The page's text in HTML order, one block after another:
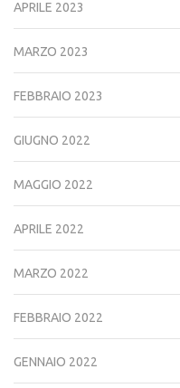
APRILE 2023
MARZO 2023
FEBBRAIO 2023
GIUGNO 2022
MAGGIO 2022
APRILE 2022
MARZO 2022
FEBBRAIO 2022
GENNAIO 2022